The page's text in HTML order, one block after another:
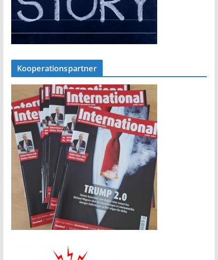
Kooperationspartner